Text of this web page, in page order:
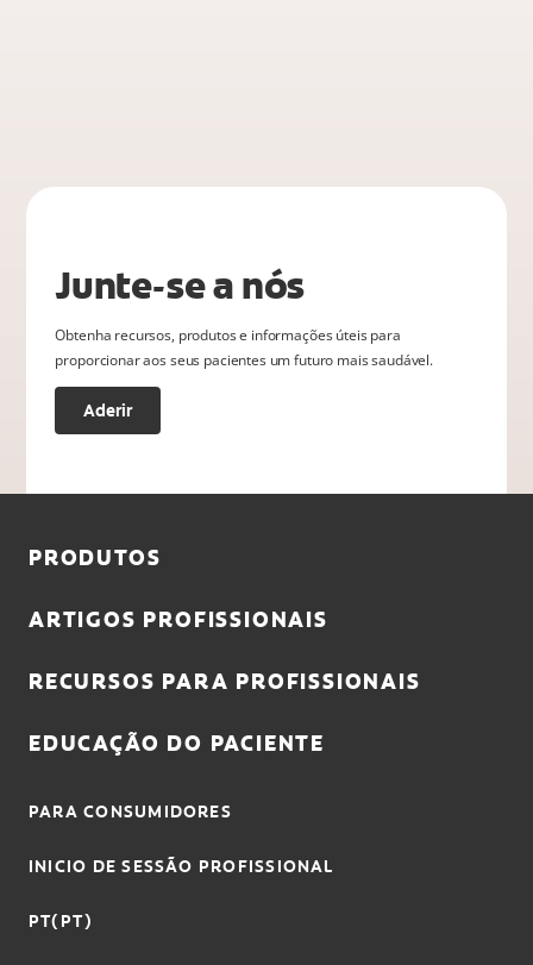
Junte-se a nós
Obtenha recursos, produtos e informações úteis para
proporcionar aos seus pacientes um futuro mais saudável.
Aderir
PRODUTOS
ARTIGOS PROFISSIONAIS
RECURSOS PARA PROFISSIONAIS
EDUCAÇÃO DO PACIENTE
PARA CONSUMIDORES
INICIO DE SESSÃO PROFISSIONAL
PT(PT)